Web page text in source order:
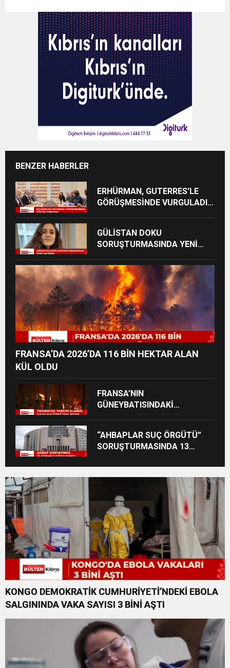
BENZER HABERLER
ERHÜRMAN, GUTERRES’LE
GÖRÜŞMESİNDE VURGULADI:
GÜLİSTAN DOKU
SORUŞTURMASINDA YENİ
VALİSİ FARKLI SUÇLARDAN
DA TUTUKLANDI
FRANSA’DA 2026’DA 116 BİN HEKTAR ALAN
KÜL OLDU
FRANSA’NIN
GÜNEYBATISINDAKİ
ALARM SEVİYESİNDE
“AHBAPLAR SUÇ ÖRGÜTÜ”
SORUŞTURMASINDA 13
KONGO DEMOKRATİK CUMHURİYETİ’NDEKİ EBOLA
SALGININDA VAKA SAYISI 3 BİNİ AŞTI